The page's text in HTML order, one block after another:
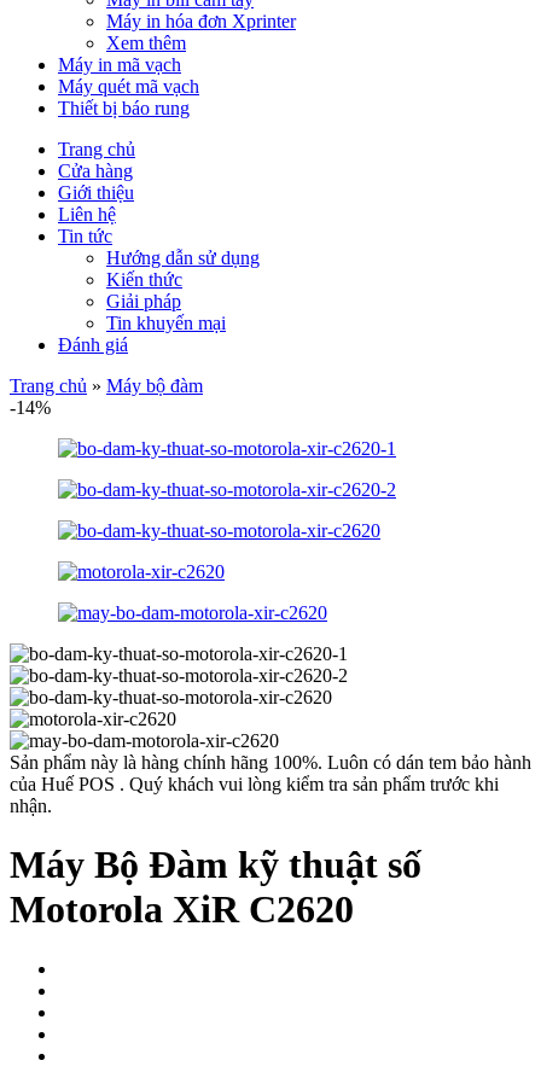
Máy in hóa đơn Xprinter
Xem thêm
Máy in mã vạch
Máy quét mã vạch
Thiết bị báo rung
Trang chủ
Cửa hàng
Giới thiệu
Liên hệ
Tin tức
Hướng dẫn sử dụng
Kiến thức
Giải pháp
Tin khuyến mại
Đánh giá
Trang chủ » Máy bộ đàm
-14%
Sản phẩm này là hàng chính hãng 100%. Luôn có dán tem bảo hành
của Huế POS . Quý khách vui lòng kiểm tra sản phẩm trước khi
nhận.
Máy Bộ Đàm kỹ thuật số
Motorola XiR C2620